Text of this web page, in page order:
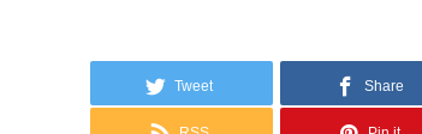
Tweet Share